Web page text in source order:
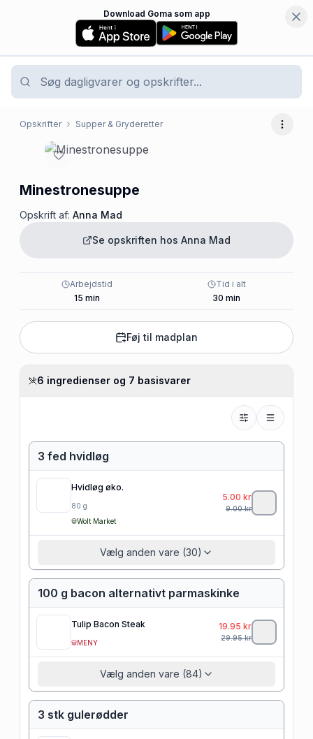
Download Goma som app
Opskrifter Supper & Gryderetter Flere
Minestronesuppe
Opskrift af: Anna Mad
Se opskriften hos Anna Mad
Arbejdstid
15 min
Tid i alt
30 min
Føj til madplan
6 ingredienser og 7 basisvarer
3 fed hvidløg
Hvidløg øko.
80 g
Wolt Market
5.00 kr
9.00kr
Vælg anden vare (30)
100 g bacon alternativt parmaskinke
Tulip Bacon Steak
MENY
19.95 kr
29.95kr
Vælg anden vare (84)
3 stk gulerødder